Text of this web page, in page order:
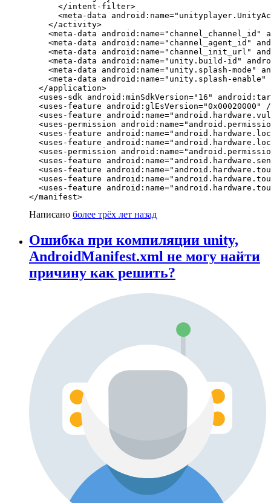
      </intent-filter>
<meta-data
    </activity>
<meta-data android:name="channel_channel_id"
<meta-data android:name="channel_agent_id"
<meta-data android:name="channel_init_url"
<meta-data android:name="unity.build-id"
<meta-data android:name="unity.splash-mode"
<meta-data android:name="unity.splash-enable"
  </application>
<uses-sdk android:minSdkVersion="16"
<uses-feature android:glEsVersion="0x00020000"
<uses-feature
<uses-permission
<uses-feature
<uses-feature
<uses-permission
<uses-feature
<uses-feature
<uses-feature
<uses-feature
</manifest>
Написано более трёх лет назад
Ошибка при компиляции unity,
AndroidManifest.xml не могу найти
причину как решить?